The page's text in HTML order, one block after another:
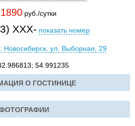
1890руб./сутки
XXX- показать номер
Новосибирск, ул. Выборная, 29
54.991235
О ГОСТИНИЦЕ